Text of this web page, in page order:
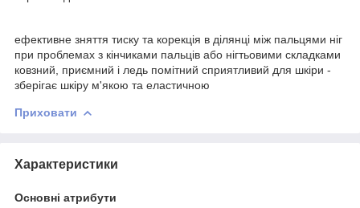
ефективне зняття тиску та корекція в ділянці між пальцями ніг
при проблемах з кінчиками пальців або нігтьовими складками
ковзний, приємний і ледь помітний сприятливий для шкіри -
зберігає шкіру м'якою та еластичною
Приховати
Характеристики
Основні атрибути